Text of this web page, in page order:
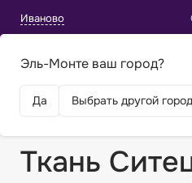
Иваново
Эль-Монте ваш город?
Да Выбрать другой город
Ткань